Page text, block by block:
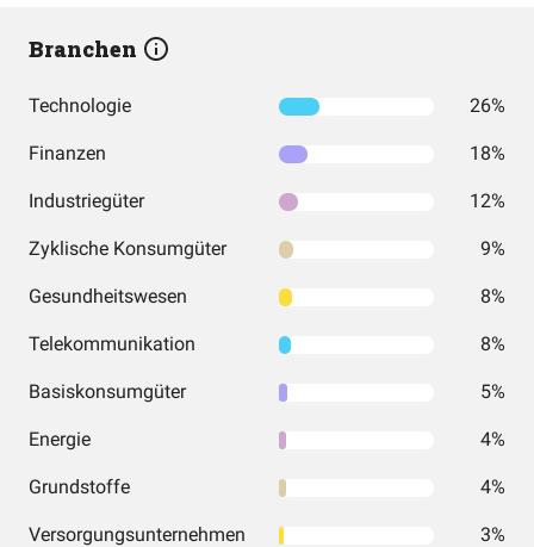
Branchen
Technologie 26%
Finanzen 18%
Industriegüter 12%
Zyklische Konsumgüter 9%
Gesundheitswesen 8%
Telekommunikation 8%
Basiskonsumgüter 5%
Energie 4%
Grundstoffe 4%
Versorgungsunternehmen 3%